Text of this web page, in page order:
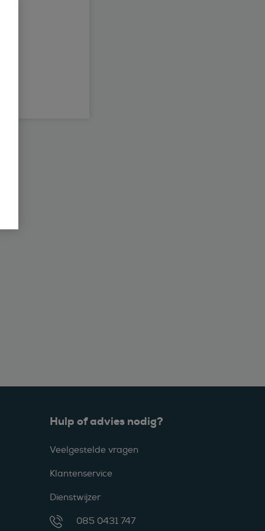
Hulp of advies nodig?
Veelgestelde vragen
Klantenservice
Dienstwijzer
085 0431 747